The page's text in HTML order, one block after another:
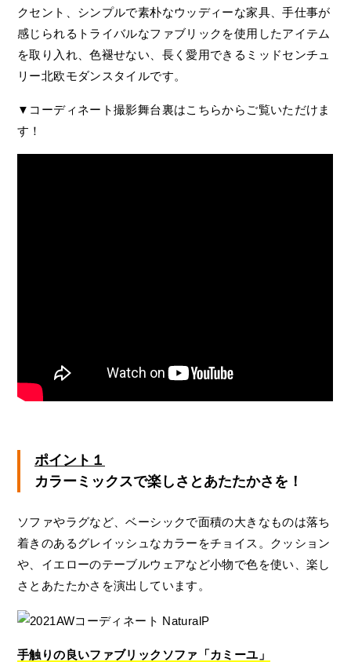
クセント、シンプルで素朴なウッディーな家具、手仕事が
感じられるトライバルなファブリックを使用したアイテム
を取り入れ、色褪せない、長く愛用できるミッドセンチュ
リー北欧モダンスタイルです。
▼コーディネート撮影舞台裏はこちらからご覧いただけま
す！
ポイント１
カラーミックスで楽しさとあたたかさを！
ソファやラグなど、ベーシックで面積の大きなものは落ち
着きのあるグレイッシュなカラーをチョイス。クッション
や、イエローのテーブルウェアなど小物で色を使い、楽し
さとあたたかさを演出しています。
手触りの良いファブリックソファ「カミーユ」